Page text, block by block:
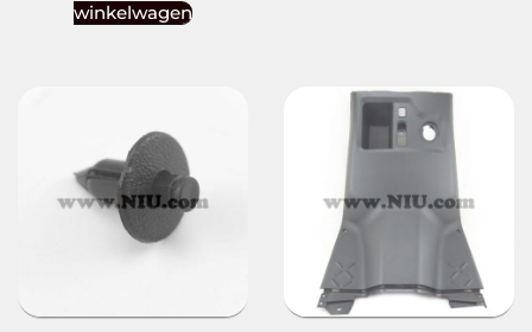
winkelwagen